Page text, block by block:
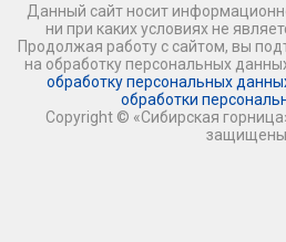
Данный сайт носит
ни при каких условиях не
Продолжая работу с сайтом, вы
на обработку персональных
обработку персональных
обработки
Copyright © «Сибирская
защищены.